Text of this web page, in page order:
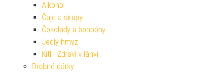
Alkohol
Čaje a sirupy
Čokolády a bonbóny
Jedlý hmyz
Kitl - Zdraví v láhvi
Drobné dárky